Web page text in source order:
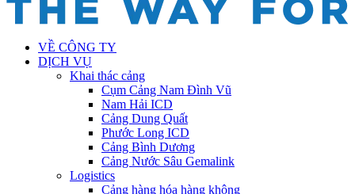
VỀ CÔNG TY
DỊCH VỤ
Khai thác cảng
Cụm Cảng Nam Đình Vũ
Nam Hải ICD
Cảng Dung Quất
Phước Long ICD
Cảng Bình Dương
Cảng Nước Sâu Gemalink
Logistics
Cảng hàng hóa hàng không